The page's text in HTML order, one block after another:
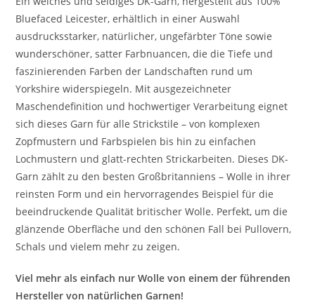
Bluefaced Leicester, erhältlich in einer Auswahl
ausdrucksstarker, natürlicher, ungefärbter Töne sowie
wunderschöner, satter Farbnuancen, die die Tiefe und
faszinierenden Farben der Landschaften rund um
Yorkshire widerspiegeln. Mit ausgezeichneter
Maschendefinition und hochwertiger Verarbeitung eignet
sich dieses Garn für alle Strickstile – von komplexen
Zopfmustern und Farbspielen bis hin zu einfachen
Lochmustern und glatt-rechten Strickarbeiten. Dieses DK-
Garn zählt zu den besten Großbritanniens – Wolle in ihrer
reinsten Form und ein hervorragendes Beispiel für die
beeindruckende Qualität britischer Wolle. Perfekt, um die
glänzende Oberfläche und den schönen Fall bei Pullovern,
Schals und vielem mehr zu zeigen.
Viel mehr als einfach nur Wolle von einem der führenden
Hersteller von natürlichen Garnen!